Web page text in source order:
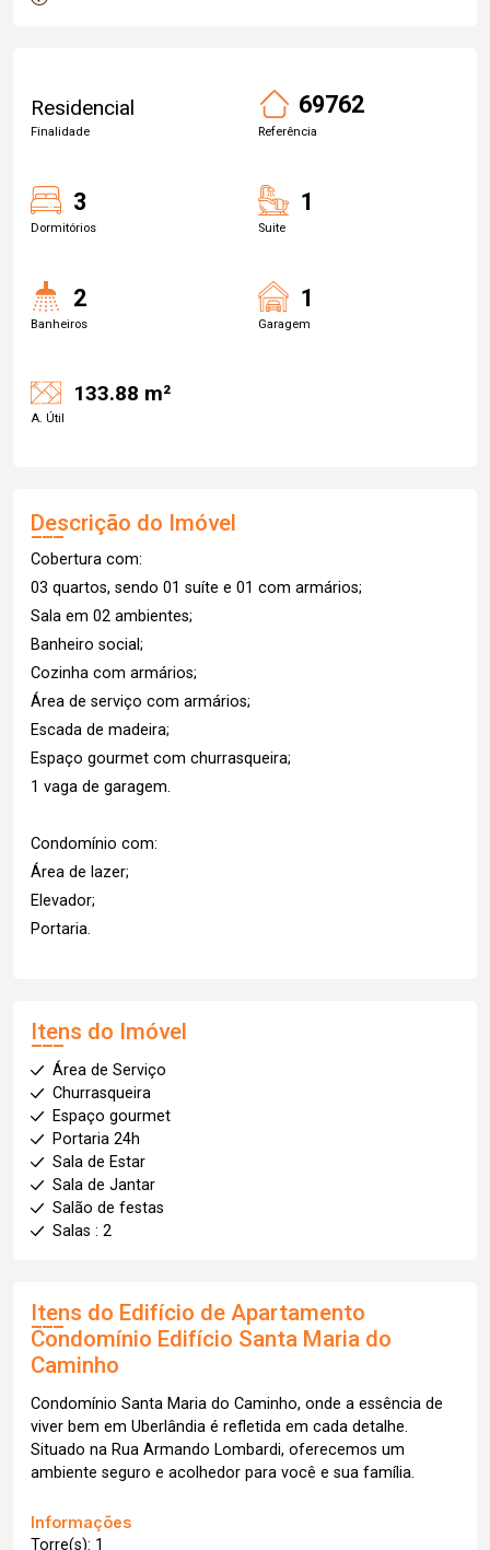
Residencial
Finalidade
69762
Referência
3
Dormitórios
1
Suite
2
Banheiros
1
Garagem
133.88 m²
A. Útil
Descrição do Imóvel
Cobertura com:
03 quartos, sendo 01 suíte e 01 com armários;
Sala em 02 ambientes;
Banheiro social;
Cozinha com armários;
Área de serviço com armários;
Escada de madeira;
Espaço gourmet com churrasqueira;
1 vaga de garagem.
Condomínio com:
Área de lazer;
Elevador;
Portaria.
Itens do Imóvel
Área de Serviço
Churrasqueira
Espaço gourmet
Portaria 24h
Sala de Estar
Sala de Jantar
Salão de festas
Salas : 2
Itens do Edifício de Apartamento
Condomínio Edifício Santa Maria do
Caminho
Condomínio Santa Maria do Caminho, onde a essência de
viver bem em Uberlândia é refletida em cada detalhe.
Situado na Rua Armando Lombardi, oferecemos um
ambiente seguro e acolhedor para você e sua família.
Informações
Torre(s): 1